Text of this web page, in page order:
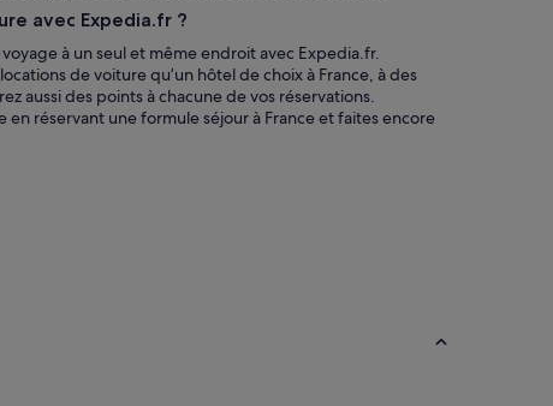
avec Expedia.fr ?
à un seul et même endroit avec Expedia.fr.
de voiture qu’un hôtel de choix à France, à des
aussi des points à chacune de vos réservations.
en réservant une formule séjour à France et faites encore